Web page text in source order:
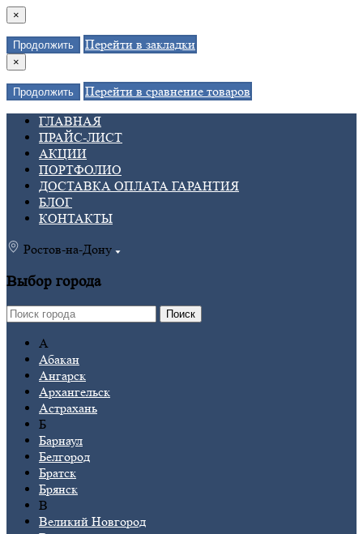
×
Продолжить Перейти в закладки
×
Продолжить
Перейти в сравнение товаров
ГЛАВНАЯ
ПРАЙС-ЛИСТ
АКЦИИ
ПОРТФОЛИО
ДОСТАВКА ОПЛАТА ГАРАНТИЯ
БЛОГ
КОНТАКТЫ
Ростов-на-Дону
Выбор города
Поиск
А
Абакан
Ангарск
Архангельск
Астрахань
Б
Барнаул
Белгород
Братск
Брянск
В
Великий Новгород